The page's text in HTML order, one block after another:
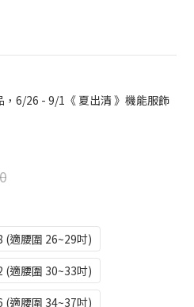
，6/26 - 9/1《 夏出清 》機能服飾
(適腰圍 26~29吋)
(適腰圍 30~33吋)
(適腰圍 34~37吋)